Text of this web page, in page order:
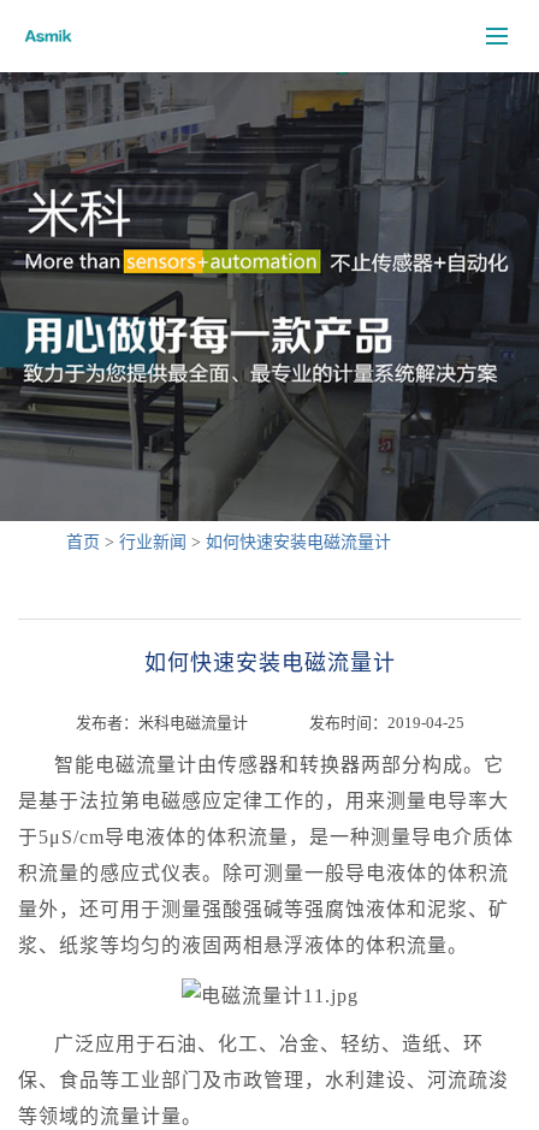
米科首页
关于我们
电磁流量计
米科新闻
行业新闻
客户服务
联系我们
首页 > 行业新闻 > 如何快速安装电磁流量计
如何快速安装电磁流量计
发布者：米科电磁流量计 发布时间：2019-04-25
智能电磁流量计由传感器和转换器两部分构成。它
是基于法拉第电磁感应定律工作的，用来测量电导率大
于5μS/cm导电液体的体积流量，是一种测量导电介质体
积流量的感应式仪表。除可测量一般导电液体的体积流
量外，还可用于测量强酸强碱等强腐蚀液体和泥浆、矿
浆、纸浆等均匀的液固两相悬浮液体的体积流量。
广泛应用于石油、化工、冶金、轻纺、造纸、环
保、食品等工业部门及市政管理，水利建设、河流疏浚
等领域的流量计量。